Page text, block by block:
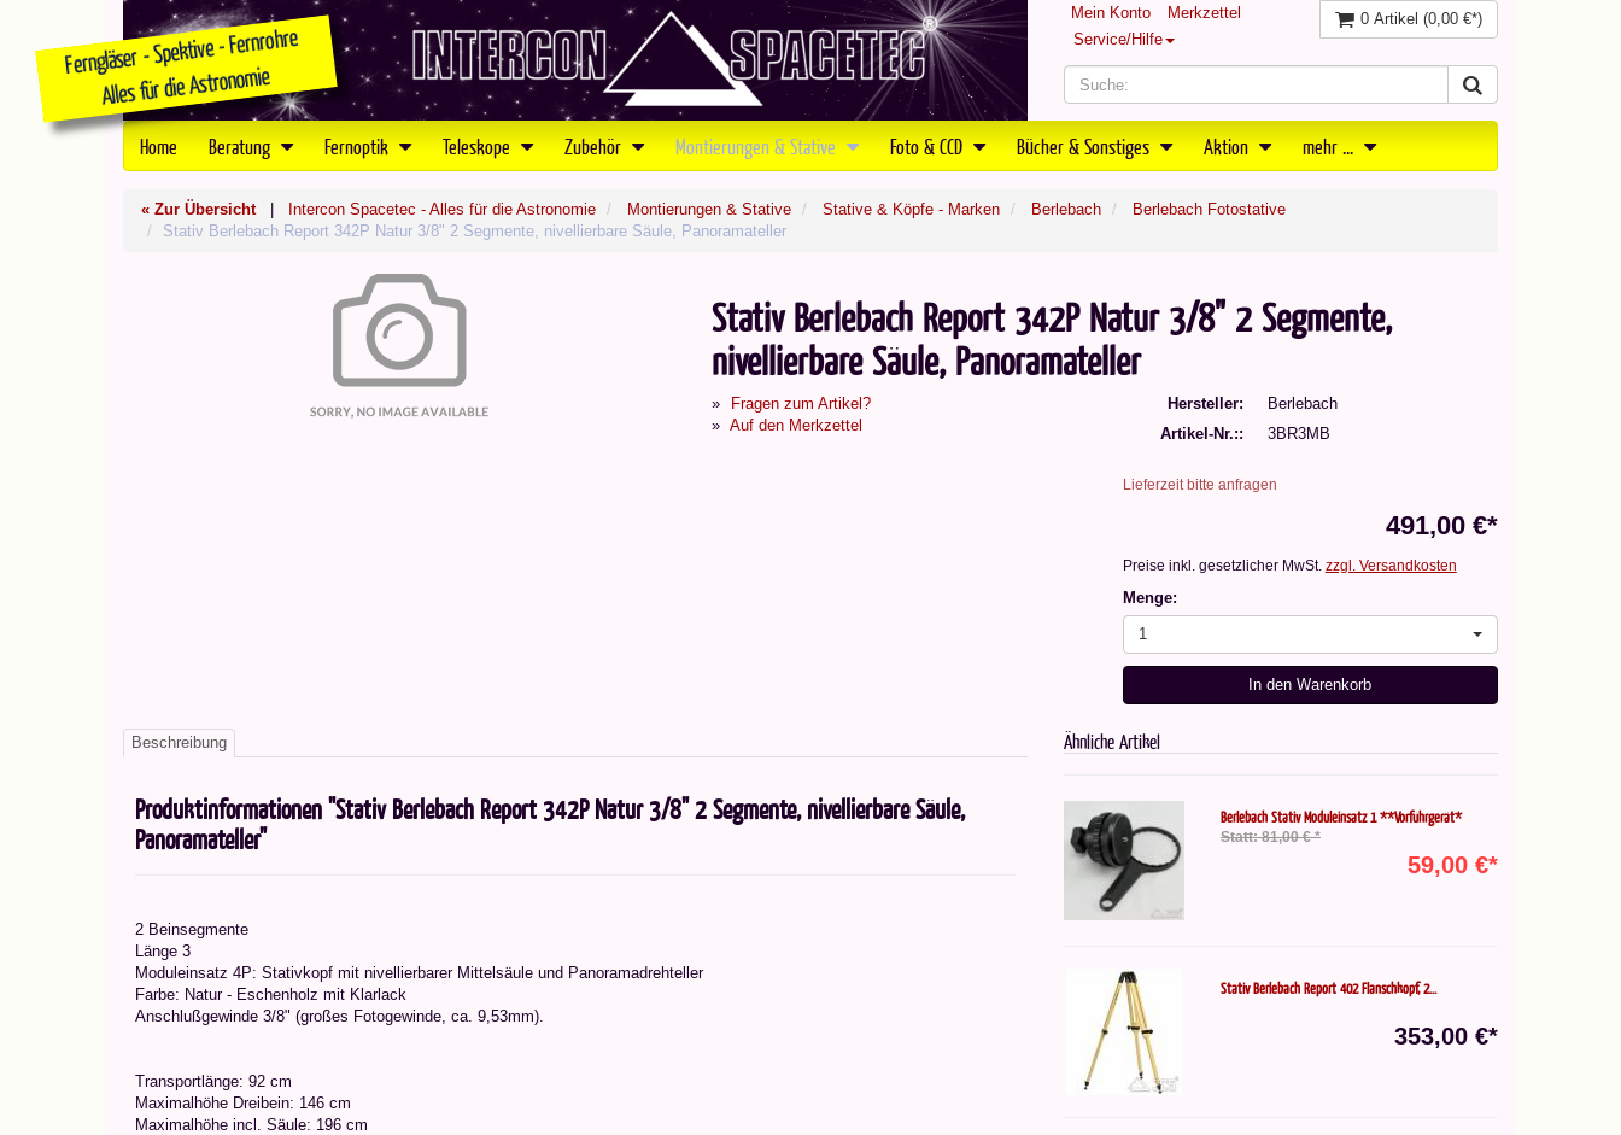
Mein Konto
Merkzettel
Service/Hilfe
0 Artikel (0,00 €*)
Home Beratung Fernoptik Teleskope Zubehör Montierungen & Stative Foto & CCD Bücher & Sonstiges Aktion mehr ...
« Zur Übersicht| Intercon Spacetec - Alles für die Astronomie Montierungen & Stative Stative & Köpfe - Marken Berlebach
Berlebach Fotostative
Stativ Berlebach Report 342P Natur 3/8" 2 Segmente, nivellierbare Säule, Panoramateller
Stativ Berlebach Report 342P Natur 3/8" 2 Segmente,
nivellierbare Säule, Panoramateller
Fragen zum Artikel?
Auf den Merkzettel
Hersteller
Berlebach
Artikel-Nr.:
3BR3MB
Lieferzeit bitte anfragen
491,00 €*
Preise inkl. gesetzlicher MwSt. zzgl. Versandkosten
Menge:
1
In den Warenkorb
Beschreibung
Produktinformationen "Stativ Berlebach Report 342P Natur 3/8" 2 Segmente, nivellierbare Säule,
Panoramateller"
2 Beinsegmente
Länge 3
Moduleinsatz 4P: Stativkopf mit nivellierbarer Mittelsäule und Panoramadrehteller
Farbe: Natur - Eschenholz mit Klarlack
Anschlußgewinde 3/8" (großes Fotogewinde, ca. 9,53mm).
Transportlänge: 92 cm
Maximalhöhe Dreibein: 146 cm
Maximalhöhe incl. Säule: 196 cm
Ähnliche Artikel
Berlebach Stativ Moduleinsatz 1 **Vorführgerät*
Statt: 81,00 € *
59,00 €*
Stativ Berlebach Report 402 Flanschkopf, 2...
353,00 €*